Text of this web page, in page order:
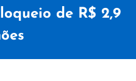
de R$ 2,9